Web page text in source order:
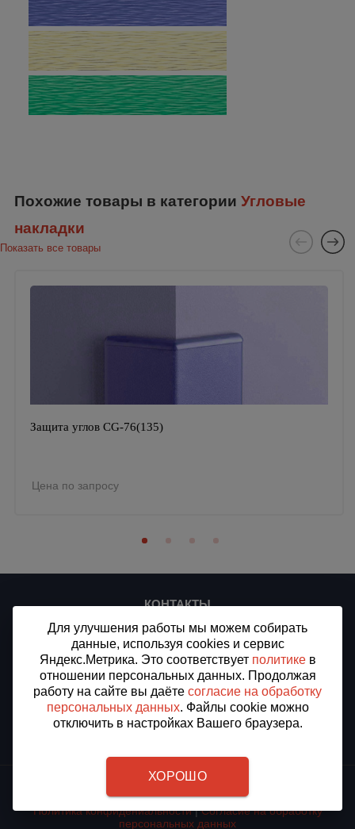
Похожие товары в категории Угловые
накладки
Показать все товары
Защита углов CG-76(135)
Цена по запросу
КОНТАКТЫ
ООО «СТ-ПЛЮС»
ИНН/КПП 7716912875/773301001
ОГРН 1187746509994
Москва, Пресненская набережная, д.12, этаж 67, офис 22
Тел.:8 (800) 505-97-07
E-mail:st-prof@inbox.ru
2012 - 2026 © «СТПРОФ» - Защитные отбойники для стен в
Москве
Политика конфидениальности|Согласие на обработку
персональных данных
Для улучшения работы мы можем собирать
данные, используя cookies и сервис
Яндекс.Метрика. Это соответствует политикев
отношении персональных данных. Продолжая
работу на сайте вы даёте согласие на обработку
персональных данных. Файлы cookie можно
отключить в настройках Вашего браузера.
ХОРОШО